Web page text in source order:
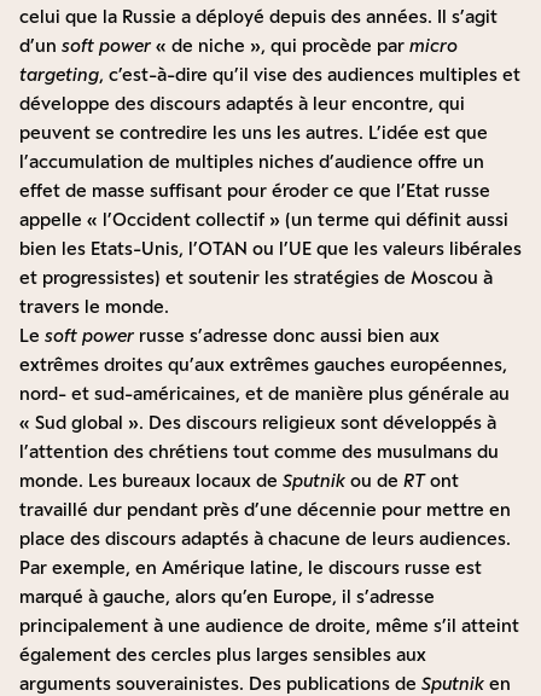
celui que la Russie a déployé depuis des années. Il s’agit
d’un soft power « de niche », qui procède par micro
targeting, c’est-à-dire qu’il vise des audiences multiples et
développe des discours adaptés à leur encontre, qui
peuvent se contredire les uns les autres. L’idée est que
l’accumulation de multiples niches d’audience offre un
effet de masse suffisant pour éroder ce que l’Etat russe
appelle « l’Occident collectif » (un terme qui définit aussi
bien les Etats-Unis, l’OTAN ou l’UE que les valeurs libérales
et progressistes) et soutenir les stratégies de Moscou à
travers le monde.
Le soft power russe s’adresse donc aussi bien aux
extrêmes droites qu’aux extrêmes gauches européennes,
nord- et sud-américaines, et de manière plus générale au
« Sud global ». Des discours religieux sont développés à
l’attention des chrétiens tout comme des musulmans du
monde. Les bureaux locaux de Sputnik ou de RTont
travaillé dur pendant près d’une décennie pour mettre en
place des discours adaptés à chacune de leurs audiences.
Par exemple, en Amérique latine, le discours russe est
marqué à gauche, alors qu’en Europe, il s’adresse
principalement à une audience de droite, même s’il atteint
également des cercles plus larges sensibles aux
arguments souverainistes. Des publications de Sputnik en